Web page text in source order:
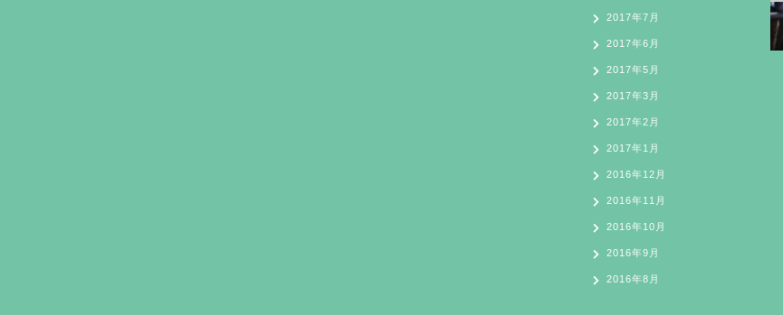
2017年7月
2017年6月
2017年5月
2017年3月
2017年2月
2017年1月
2016年12月
2016年11月
2016年10月
2016年9月
2016年8月